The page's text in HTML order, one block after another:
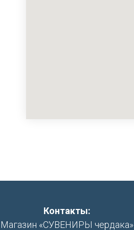
Контакты:
Магазин «СУВЕНИРЫ чердака»